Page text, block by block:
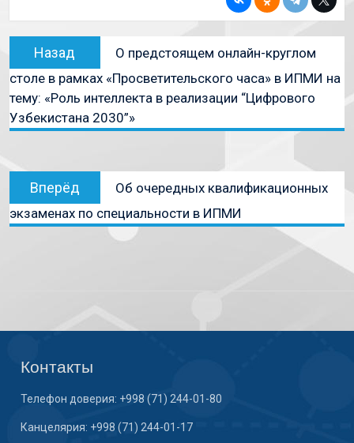
Назад
О предстоящем онлайн-круглом
столе в рамках «Просветительского часа» в ИПМИ на
тему: «Роль интеллекта в реализации “Цифрового
Узбекистана 2030”»
Вперёд
Об очередных квалификационных
экзаменах по специальности в ИПМИ
Контакты
Телефон доверия: +998 (71) 244-01-80
Канцелярия: +998 (71) 244-01-17